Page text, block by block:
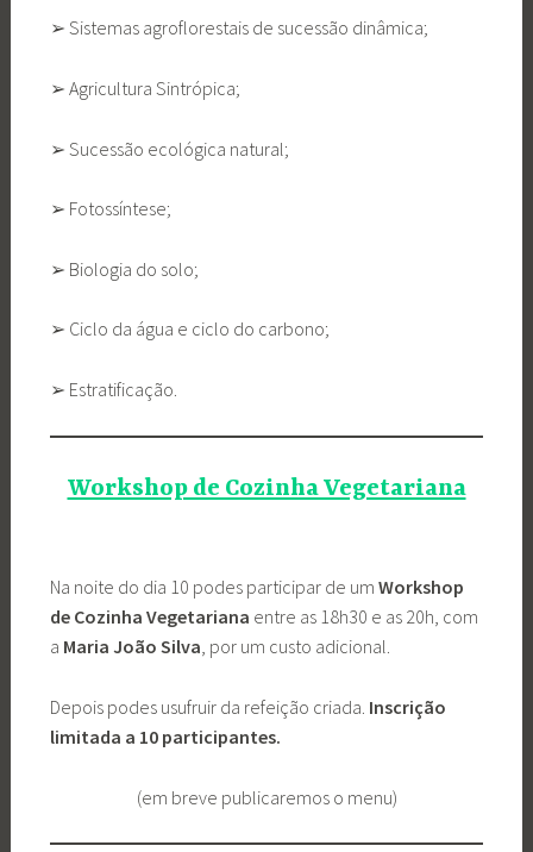
➢ Sistemas agroflorestais de sucessão dinâmica;
➢ Agricultura Sintrópica;
➢ Sucessão ecológica natural;
➢ Fotossíntese;
➢ Biologia do solo;
➢ Ciclo da água e ciclo do carbono;
➢ Estratificação.
Workshop de Cozinha Vegetariana
Na noite do dia 10 podes participar de um Workshop
de Cozinha Vegetariana entre as 18h30 e as 20h, com
a Maria João Silva, por um custo adicional.
Depois podes usufruir da refeição criada. Inscrição
limitada a 10 participantes.
(em breve publicaremos o menu)